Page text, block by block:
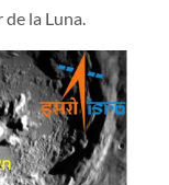
la Luna.